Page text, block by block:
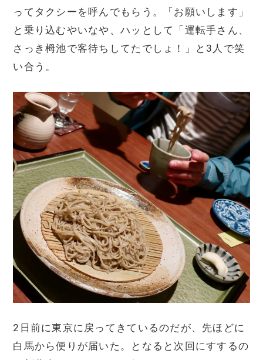
ってタクシーを呼んでもらう。「お願いします」
と乗り込むやいなや、ハッとして「運転手さん、
さっき栂池で客待ちしてたでしょ！」と3人で笑
い合う。
2日前に東京に戻ってきているのだが、先ほどに
白馬から便りが届いた。となると次回にすするの